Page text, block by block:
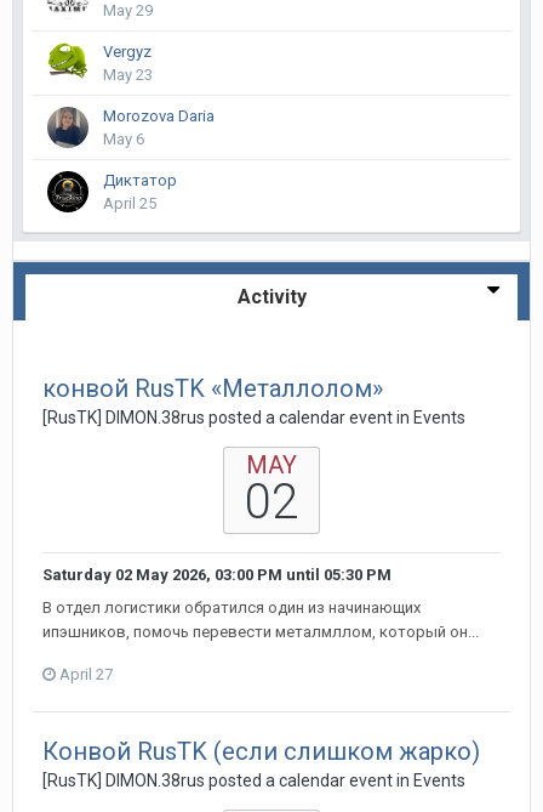
May 29
Vergyz
May 23
Morozova Daria
May 6
Диктатор
April 25
Activity
конвой RusTK «Металлолом»
[RusTK] DIMON.38rus posted a calendar event in Events
MAY
02
Saturday 02 May 2026, 03:00 PM until 05:30 PM
В отдел логистики обратился один из начинающих
ипэшников, помочь перевести металмллом, который он...
April 27
Конвой RusTK (если слишком жарко)
[RusTK] DIMON.38rus posted a calendar event in Events